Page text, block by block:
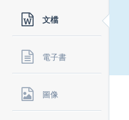
文檔
電子書
圖像